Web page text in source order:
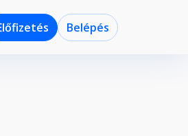
Belépés